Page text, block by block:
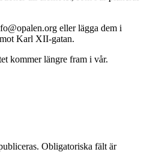
eller lägga dem i
Karl XII-gatan.
kommer längre fram i vår.
Obligatoriska fält är